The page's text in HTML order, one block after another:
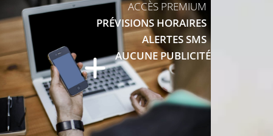
21°C
22°C
ACCÈS PREMIUM
PRÉVISIONS HORAIRES
ALERTES SMS
AUCUNE PUBLICITÉ